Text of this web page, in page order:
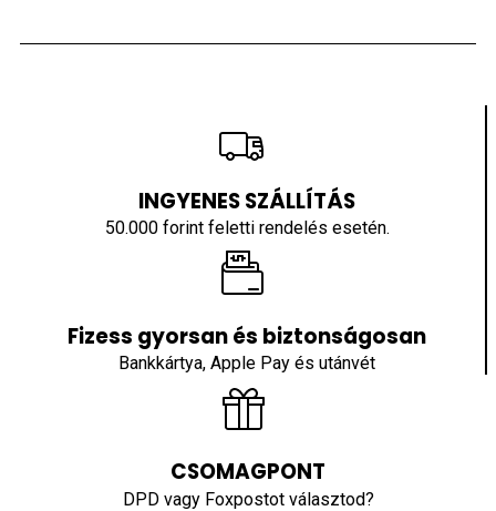
INGYENES SZÁLLÍTÁS
50.000 forint feletti rendelés esetén.
Fizess gyorsan és biztonságosan
Bankkártya, Apple Pay és utánvét
CSOMAGPONT
DPD vagy Foxpostot választod?